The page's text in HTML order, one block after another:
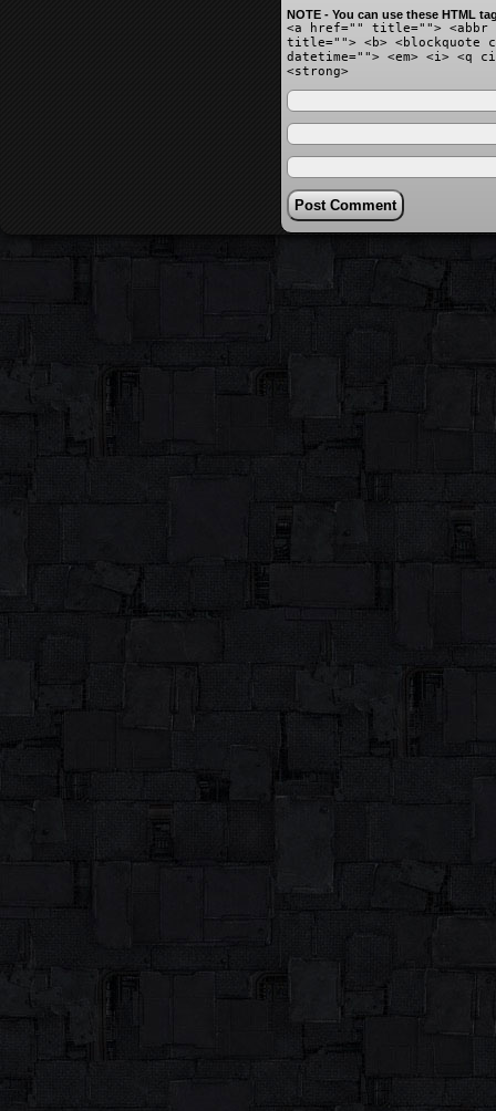
NOTE - You can use these HTML
<a href="" title=""> <abbr
title=""> <b> <blockquote
datetime=""> <em> <i> <q
<strong>